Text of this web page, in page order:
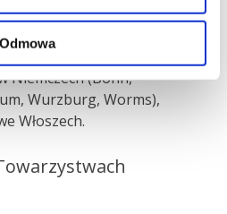
Odmowaodbył wiele staży
Niemczech (Bonn,
Wurzburg, Worms),
Włoszech.